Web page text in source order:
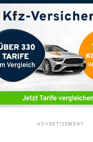
ADVERTISEMENT